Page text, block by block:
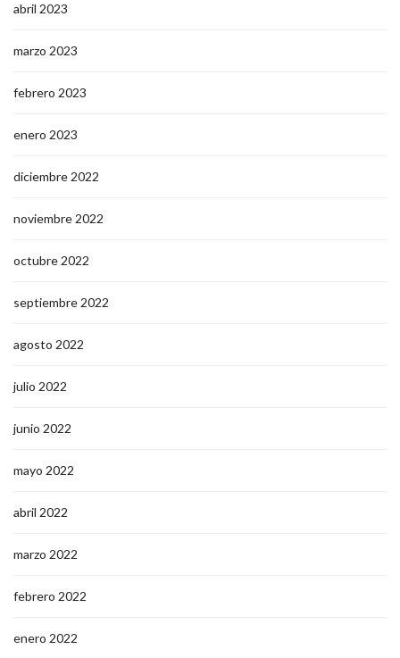
abril 2023
marzo 2023
febrero 2023
enero 2023
diciembre 2022
noviembre 2022
octubre 2022
septiembre 2022
agosto 2022
julio 2022
junio 2022
mayo 2022
abril 2022
marzo 2022
febrero 2022
enero 2022